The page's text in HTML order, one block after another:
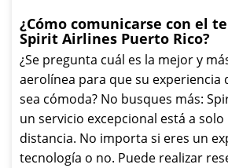
¿Cómo comunicarse con el
Spirit Airlines Puerto Rico?
¿Se pregunta cuál es la mejor y
aerolínea para que su experiencia
sea cómoda? No busques más:
un servicio excepcional está a
distancia. No importa si eres un
tecnología o no. Puede realizar